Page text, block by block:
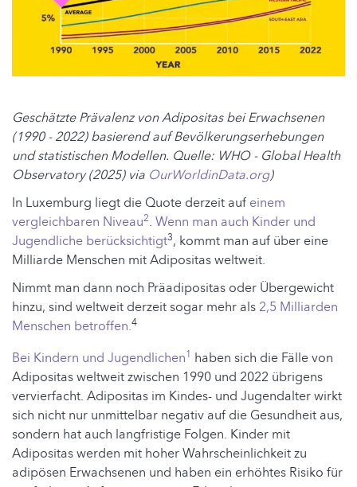
Geschätzte Prävalenz von Adipositas bei Erwachsenen
(1990 - 2022) basierend auf Bevölkerungserhebungen
und statistischen Modellen. Quelle: WHO - Global Health
Observatory (2025) via OurWorldinData.org)
In Luxemburg liegt die Quote derzeit auf einem
vergleichbaren Niveau2. Wenn man auch Kinder und
Jugendliche berücksichtigt3, kommt man auf über eine
Milliarde Menschen mit Adipositas weltweit.
Nimmt man dann noch Präadipositas oder Übergewicht
hinzu, sind weltweit derzeit sogar mehr als2,5 Milliarden
Menschen betroffen.4
Bei Kindern und Jugendlichen1 haben sich die Fälle von
Adipositas weltweit zwischen 1990 und 2022 übrigens
vervierfacht. Adipositas im Kindes- und Jugendalter wirkt
sich nicht nur unmittelbar negativ auf die Gesundheit aus,
sondern hat auch langfristige Folgen. Kinder mit
Adipositas werden mit hoher Wahrscheinlichkeit zu
adipösen Erwachsenen und haben ein erhöhtes Risiko für